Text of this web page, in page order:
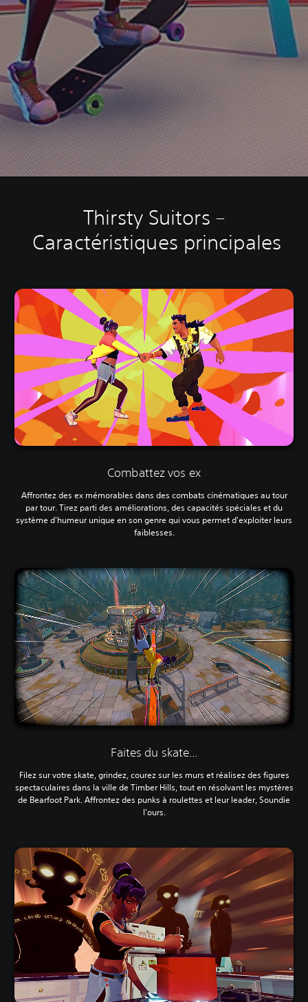
Thirsty Suitors –
Caractéristiques principales
Combattez vos ex
Affrontez des ex mémorables dans des combats cinématiques au tour
par tour. Tirez parti des améliorations, des capacités spéciales et du
système d'humeur unique en son genre qui vous permet d'exploiter leurs
faiblesses.‎
Faites du skate...
Filez sur votre skate, grindez, courez sur les murs et réalisez des figures
spectaculaires dans la ville de Timber Hills, tout en résolvant les mystères
de Bearfoot Park. Affrontez des punks à roulettes et leur leader, Soundie
l'ours.